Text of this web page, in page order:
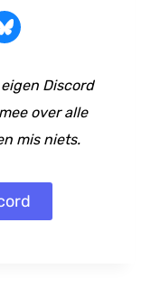
Discord
over alle
mis niets.